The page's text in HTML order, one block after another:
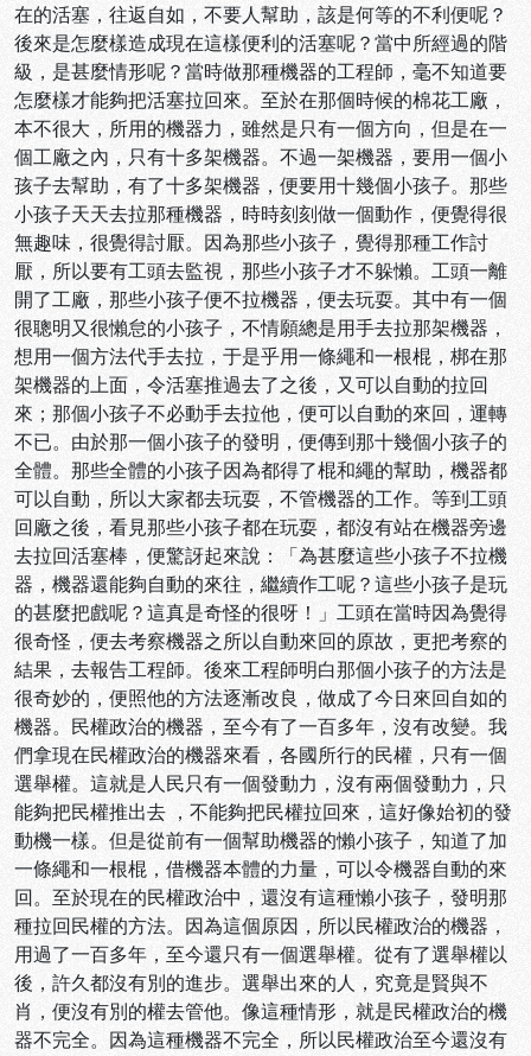
在的活塞，往返自如，不要人幫助，該是何等的不利便呢？
後來是怎麼樣造成現在這樣便利的活塞呢？當中所經過的階
級，是甚麼情形呢？當時做那種機器的工程師，毫不知道要
怎麼樣才能夠把活塞拉回來。至於在那個時候的棉花工廠，
本不很大，所用的機器力，雖然是只有一個方向，但是在一
個工廠之內，只有十多架機器。不過一架機器，要用一個小
孩子去幫助，有了十多架機器，便要用十幾個小孩子。那些
小孩子天天去拉那種機器，時時刻刻做一個動作，便覺得很
無趣味，很覺得討厭。因為那些小孩子，覺得那種工作討
厭，所以要有工頭去監視，那些小孩子才不躲懶。工頭一離
開了工廠，那些小孩子便不拉機器，便去玩耍。其中有一個
很聰明又很懶怠的小孩子，不情願總是用手去拉那架機器，
想用一個方法代手去拉，于是乎用一條繩和一根棍，梆在那
架機器的上面，令活塞推過去了之後，又可以自動的拉回
來；那個小孩子不必動手去拉他，便可以自動的來回，運轉
不已。由於那一個小孩子的發明，便傳到那十幾個小孩子的
全體。那些全體的小孩子因為都得了棍和繩的幫助，機器都
可以自動，所以大家都去玩耍，不管機器的工作。等到工頭
回廠之後，看見那些小孩子都在玩耍，都沒有站在機器旁邊
去拉回活塞棒，便驚訝起來說：「為甚麼這些小孩子不拉機
器，機器還能夠自動的來往，繼續作工呢？這些小孩子是玩
的甚麼把戲呢？這真是奇怪的很呀！」工頭在當時因為覺得
很奇怪，便去考察機器之所以自動來回的原故，更把考察的
結果，去報告工程師。後來工程師明白那個小孩子的方法是
很奇妙的，便照他的方法逐漸改良，做成了今日來回自如的
機器。民權政治的機器，至今有了一百多年，沒有改變。我
們拿現在民權政治的機器來看，各國所行的民權，只有一個
選舉權。這就是人民只有一個發動力，沒有兩個發動力，只
能夠把民權推出去 ，不能夠把民權拉回來，這好像始初的發
動機一樣。但是從前有一個幫助機器的懶小孩子，知道了加
一條繩和一根棍，借機器本體的力量，可以令機器自動的來
回。至於現在的民權政治中，還沒有這種懶小孩子，發明那
種拉回民權的方法。因為這個原因，所以民權政治的機器，
用過了一百多年，至今還只有一個選舉權。從有了選舉權以
後，許久都沒有別的進步。選舉出來的人，究竟是賢與不
肖，便沒有別的權去管他。像這種情形，就是民權政治的機
器不完全。因為這種機器不完全，所以民權政治至今還沒有